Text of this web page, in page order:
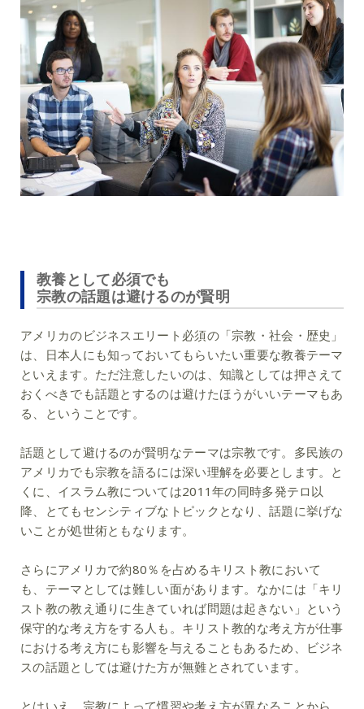
教養として必須でも
宗教の話題は避けるのが賢明
アメリカのビジネスエリート必須の「宗教・社会・歴史」
は、日本人にも知っておいてもらいたい重要な教養テーマ
といえます。ただ注意したいのは、知識としては押さえて
おくべきでも話題とするのは避けたほうがいいテーマもあ
る、ということです。
話題として避けるのが賢明なテーマは宗教です。多民族の
アメリカでも宗教を語るには深い理解を必要とします。と
くに、イスラム教については2011年の同時多発テロ以
降、とてもセンシティブなトピックとなり、話題に挙げな
いことが処世術ともなります。
さらにアメリカで約80％を占めるキリスト教において
も、テーマとしては難しい面があります。なかには「キリ
スト教の教え通りに生きていれば問題は起きない」という
保守的な考え方をする人も。キリスト教的な考え方が仕事
における考え方にも影響を与えることもあるため、ビジネ
スの話題としては避けた方が無難とされています。